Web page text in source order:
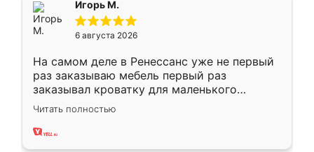
Игорь М.
6 августа 2026
На самом деле в Ренессанс уже не первый
раз заказываю мебель первый раз
заказывал кроватку для маленького
ребёнка при его рождении ,во второй раз
заказал шкаф-купе. По качеству очень
хорошее сборка достаточно быстрая,
Читать полностью